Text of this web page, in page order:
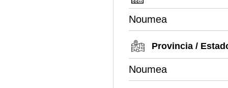
Noumea
Provincia /
Noumea